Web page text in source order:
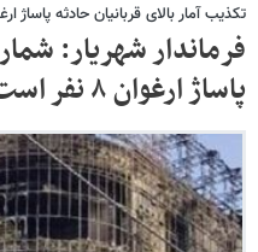
تکذیب آمار بالای قربانیان حادثه پاساژ
فرماندار شهریار:
پاساژ ارغوان ۸ نفر است